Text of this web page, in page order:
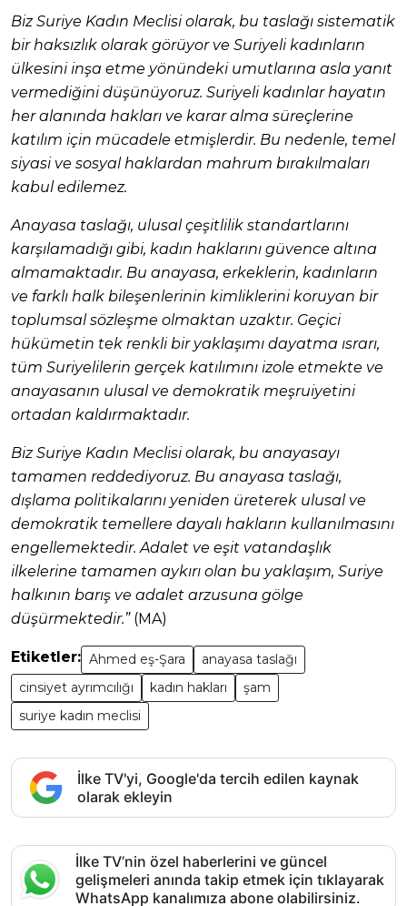
Biz Suriye Kadın Meclisi olarak, bu taslağı sistematik
bir haksızlık olarak görüyor ve Suriyeli kadınların
ülkesini inşa etme yönündeki umutlarına asla yanıt
vermediğini düşünüyoruz. Suriyeli kadınlar hayatın
her alanında hakları ve karar alma süreçlerine
katılım için mücadele etmişlerdir. Bu nedenle, temel
siyasi ve sosyal haklardan mahrum bırakılmaları
kabul edilemez.
Anayasa taslağı, ulusal çeşitlilik standartlarını
karşılamadığı gibi, kadın haklarını güvence altına
almamaktadır. Bu anayasa, erkeklerin, kadınların
ve farklı halk bileşenlerinin kimliklerini koruyan bir
toplumsal sözleşme olmaktan uzaktır. Geçici
hükümetin tek renkli bir yaklaşımı dayatma ısrarı,
tüm Suriyelilerin gerçek katılımını izole etmekte ve
anayasanın ulusal ve demokratik meşruiyetini
ortadan kaldırmaktadır.
Biz Suriye Kadın Meclisi olarak, bu anayasayı
tamamen reddediyoruz. Bu anayasa taslağı,
dışlama politikalarını yeniden üreterek ulusal ve
demokratik temellere dayalı hakların kullanılmasını
engellemektedir. Adalet ve eşit vatandaşlık
ilkelerine tamamen aykırı olan bu yaklaşım, Suriye
halkının barış ve adalet arzusuna gölge
düşürmektedir.” (MA)
Etiketler: Ahmed eş-Şara
anayasa taslağı
cinsiyet ayrımcılığı
kadın hakları
şam
suriye kadın meclisi
İlke TV'yi, Google'da tercih edilen kaynak
olarak ekleyin
İlke TV’nin özel haberlerini ve güncel
gelişmeleri anında takip etmek için tıklayarak
WhatsApp kanalımıza abone olabilirsiniz.